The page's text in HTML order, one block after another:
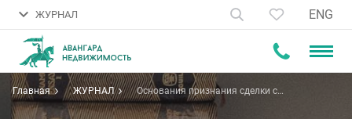
ЖУРНАЛ ENG
Главная ЖУРНАЛ
Основания признания сделки с
недвижимостью
недействительной